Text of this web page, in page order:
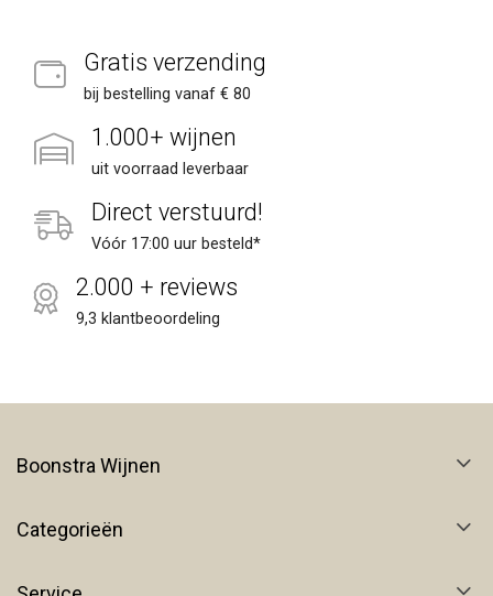
Gratis verzending
bij bestelling vanaf € 80
1.000+ wijnen
uit voorraad leverbaar
Direct verstuurd!
Vóór 17:00 uur besteld*
2.000 + reviews
9,3 klantbeoordeling
Boonstra Wijnen
Categorieën